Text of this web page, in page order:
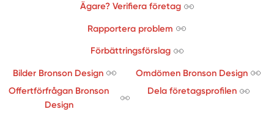
Ägare? Verifiera företag
Rapportera problem
Förbättringsförslag
Bilder Bronson Design
Omdömen Bronson Design
Offertförfrågan Bronson
Design
Dela företagsprofilen